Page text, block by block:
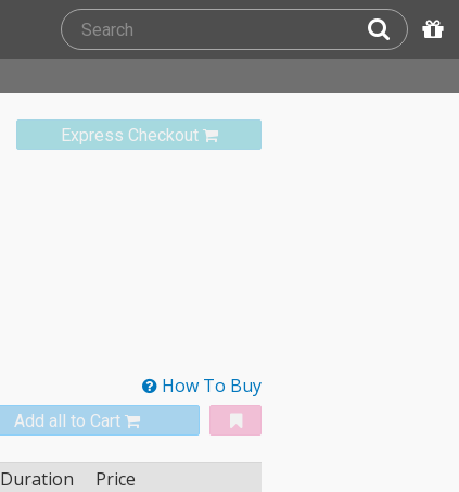
Express Checkout
How To Buy
Add all to Cart
Duration
Price